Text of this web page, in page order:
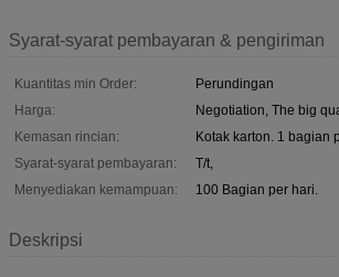
Syarat-syarat pembayaran & pengiriman
Kuantitas min Order:
Perundingan
Harga:
Negotiation, The big
Kemasan rincian:
Kotak karton. 1 bagian
Syarat-syarat pembayaran:
T/t,
Menyediakan kemampuan:
100 Bagian per hari.
Deskripsi